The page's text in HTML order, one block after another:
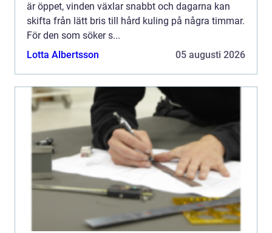
är öppet, vinden växlar snabbt och dagarna kan
skifta från lätt bris till hård kuling på några timmar.
För den som söker s...
Lotta Albertsson
05 augusti 2026